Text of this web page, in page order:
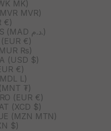
MK)
MVR)
€)
MARRUECOS (MAD د.م.)
€)
₨)
(USD $)
€)
L)
₮)
(EUR €)
(XCD $)
(MZN MTN)
$)